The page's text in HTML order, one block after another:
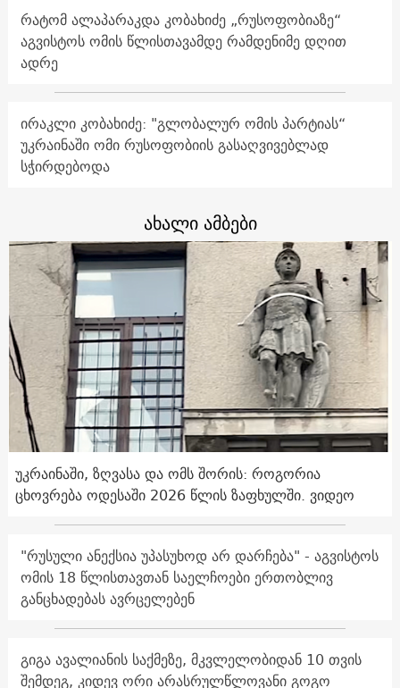
რატომ ალაპარაკდა კობახიძე „რუსოფობიაზე“
აგვისტოს ომის წლისთავამდე რამდენიმე დღით
ადრე
ირაკლი კობახიძე: "გლობალურ ომის პარტიას“
უკრაინაში ომი რუსოფობიის გასაღვივებლად
სჭირდებოდა
ახალი ამბები
უკრაინაში, ზღვასა და ომს შორის: როგორია
ცხოვრება ოდესაში 2026 წლის ზაფხულში. ვიდეო
"რუსული ანექსია უპასუხოდ არ დარჩება" - აგვისტოს
ომის 18 წლისთავთან საელჩოები ერთობლივ
განცხადებას ავრცელებენ
გიგა ავალიანის საქმეზე, მკვლელობიდან 10 თვის
შემდეგ, კიდევ ორი არასრულწლოვანი გოგო